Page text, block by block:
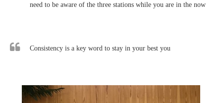
need to be aware of the three stations while you are in the now
Consistency is a key word to stay in your best you